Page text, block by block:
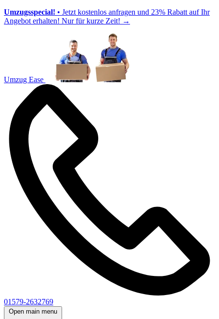
Umzugsspecial! • Jetzt kostenlos anfragen und 23% Rabatt auf Ihr
Angebot erhalten! Nur für kurze Zeit! →
Umzug Ease
01579-2632769
Open main menu